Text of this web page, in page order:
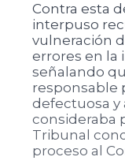
Contra esta
interpuso
vulneración
errores en la
señalando
responsable
defectuosa
consideraba
Tribunal
proceso al